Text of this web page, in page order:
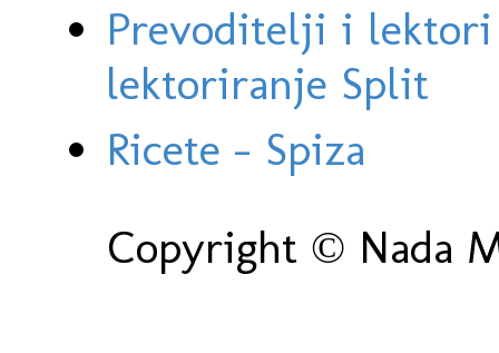
Prevoditelji i
lektoriranje Split
Ricete - Spiza
Copyright © Nada